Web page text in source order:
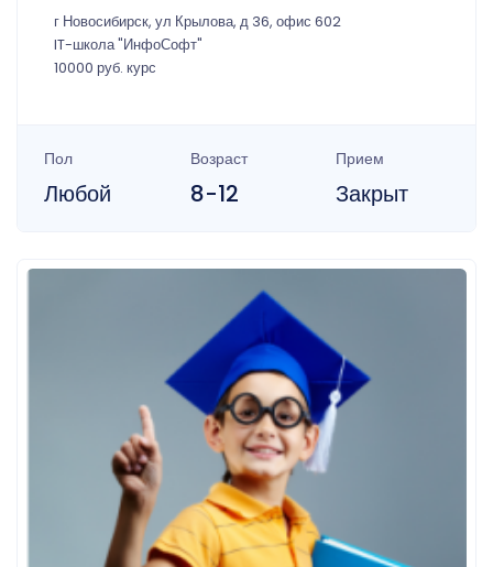
г Новосибирск, ул Крылова, д 36, офис 602
IT-школа "ИнфоСофт"
10000 руб. курс
Пол
Любой
Возраст
8-12
Прием
Закрыт